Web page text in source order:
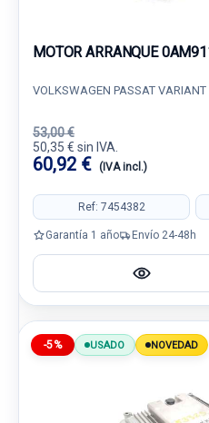
MOTOR ARRANQUE
VOLKSWAGEN PASSAT
53,00 €
50,35 € sin IVA.
60,92 € (IVA incl.)
Ref: 7454382
Garantía 1 año Envío 24-48h
-5% USADO NOVEDAD